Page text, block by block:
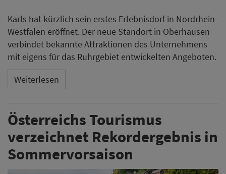
Karls hat kürzlich sein erstes Erlebnisdorf in Nordrhein-
Westfalen eröffnet. Der neue Standort in Oberhausen
verbindet bekannte Attraktionen des Unternehmens
mit eigens für das Ruhrgebiet entwickelten Angeboten.
Weiterlesen
Österreichs Tourismus
verzeichnet Rekordergebnis in
Sommervorsaison